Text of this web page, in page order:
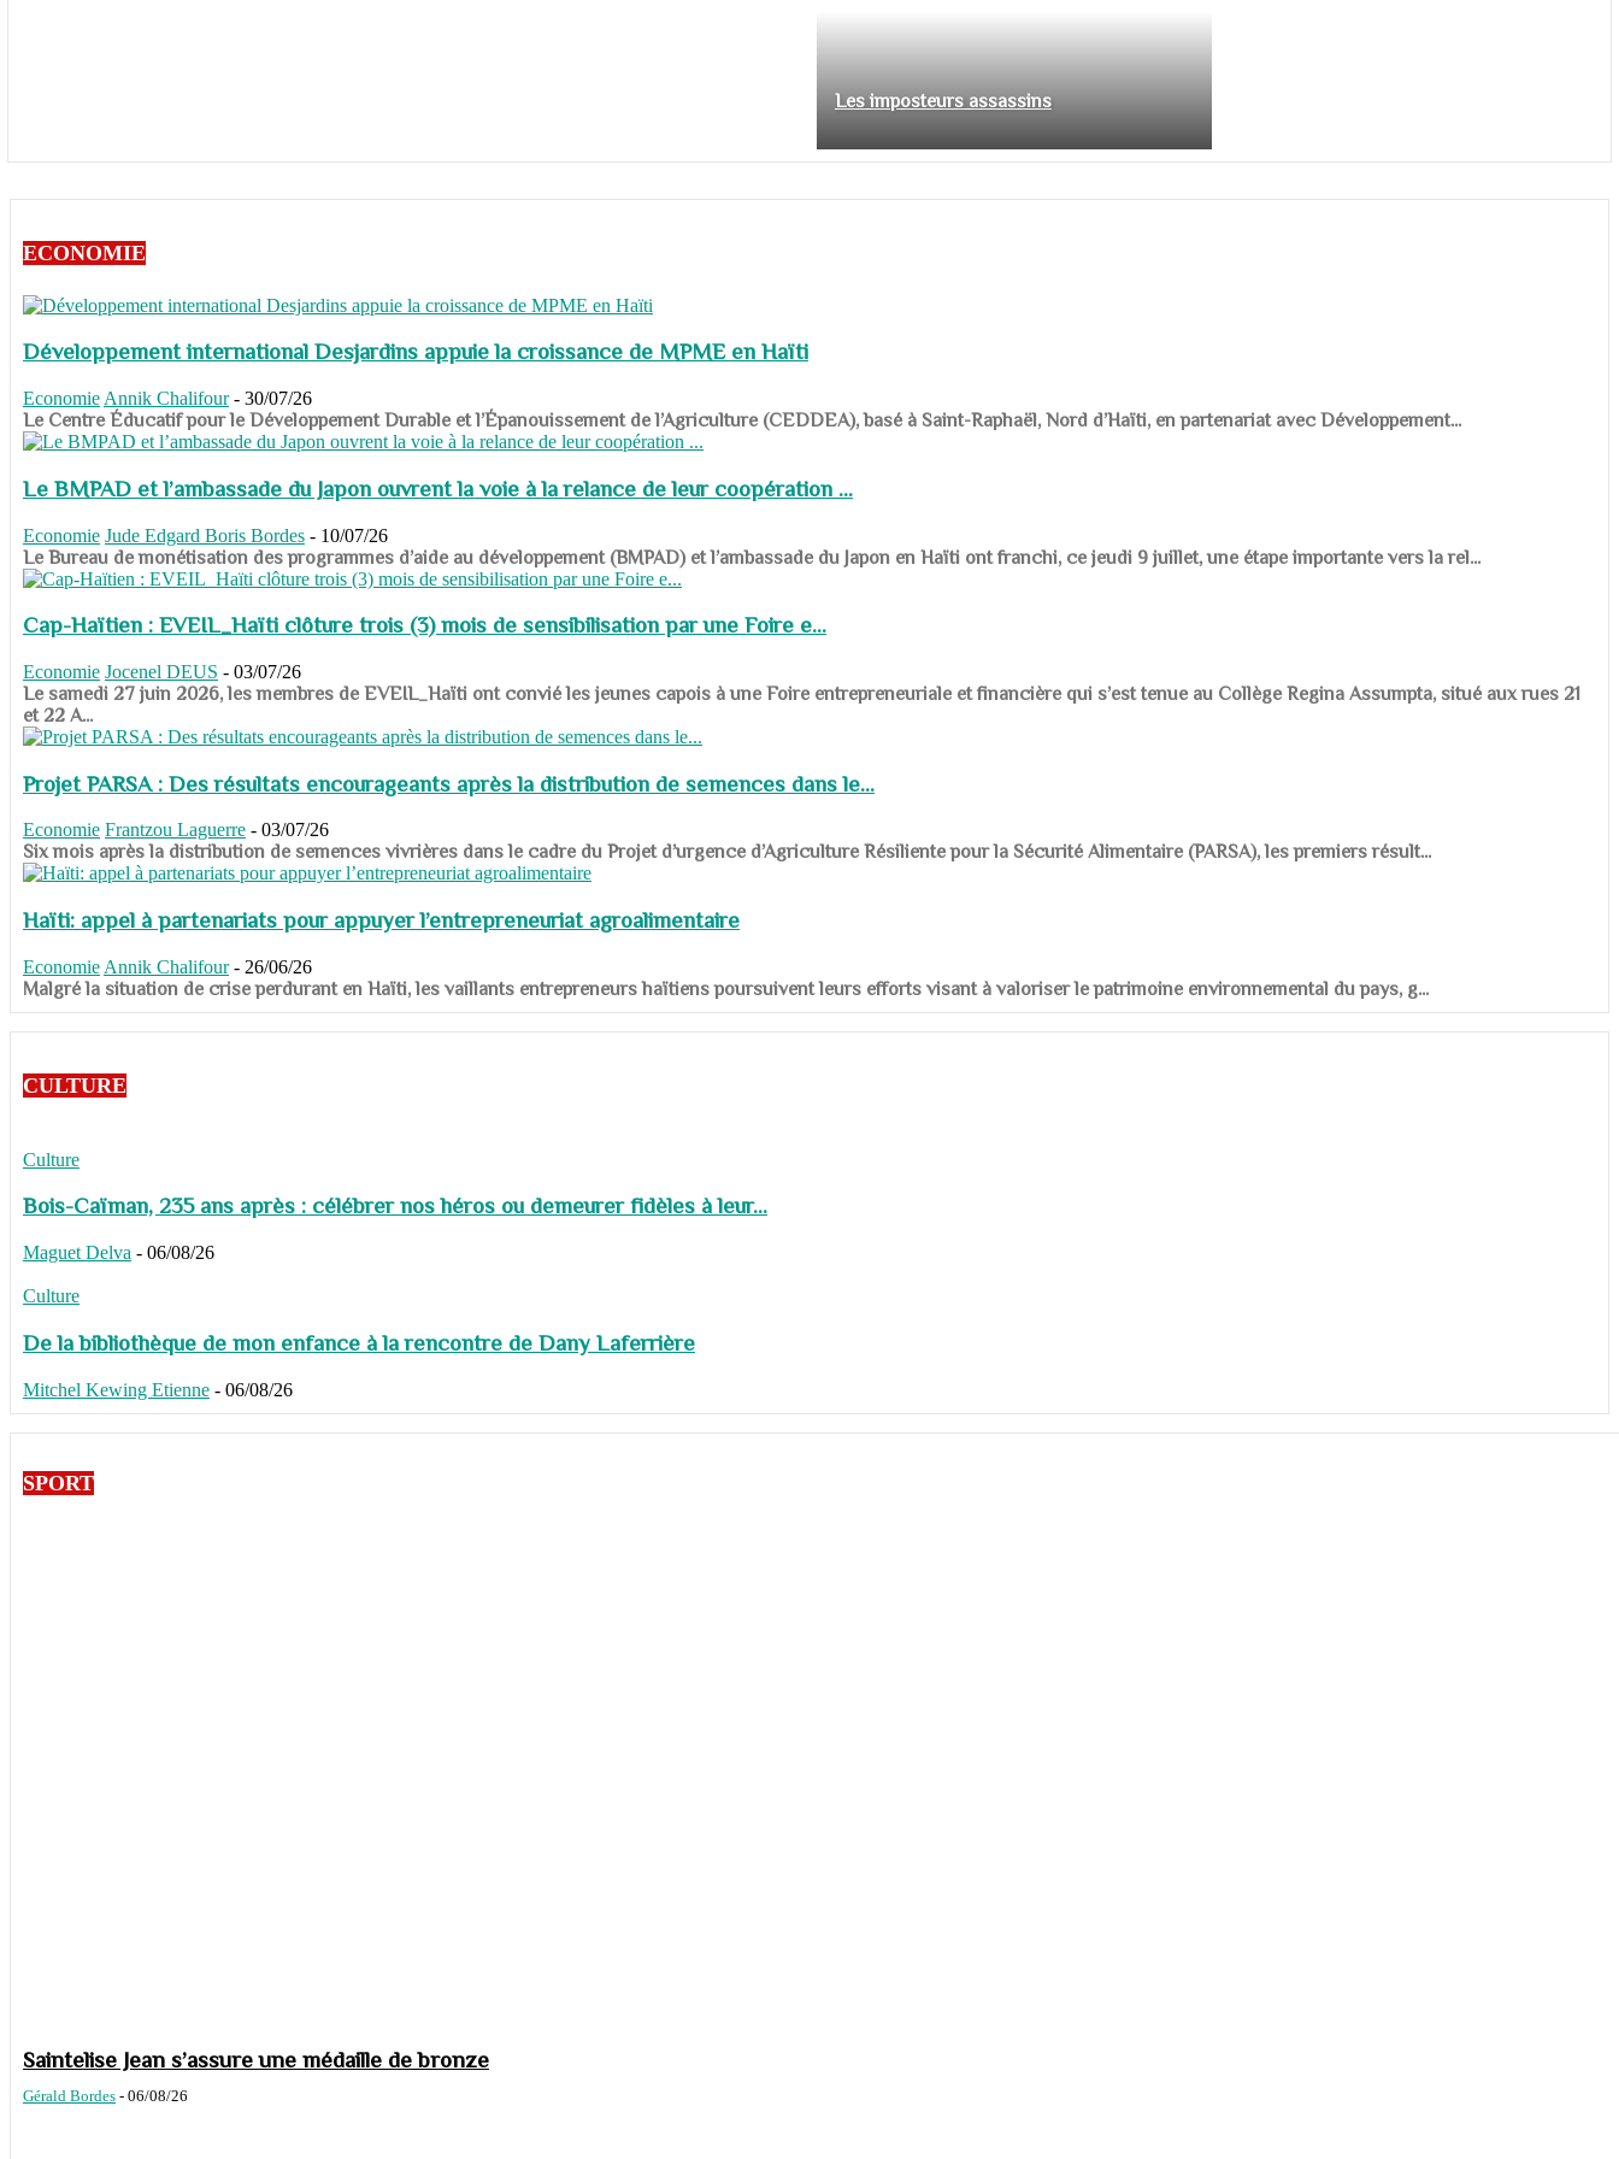
Les imposteurs assassins
ECONOMIE
Développement international Desjardins appuie la croissance de MPME en Haïti
Economie Annik Chalifour - 30/07/26
​​​​​​​Le Centre Éducatif pour le Développement Durable et l’Épanouissement de l’Agriculture (CEDDEA), basé à Saint-Raphaël, Nord d’Haïti, en partenariat avec Développement...
Le BMPAD et l’ambassade du Japon ouvrent la voie à la relance de leur coopération ...
Economie Jude Edgard Boris Bordes - 10/07/26
​​​​​​​Le Bureau de monétisation des programmes d’aide au développement (BMPAD) et l’ambassade du Japon en Haïti ont franchi, ce jeudi 9 juillet, une étape importante vers la rel...
Cap-Haïtien : EVEIL_Haïti clôture trois (3) mois de sensibilisation par une Foire e...
Economie Jocenel DEUS - 03/07/26
Le samedi 27 juin 2026, les membres de EVEIL_Haïti ont convié les jeunes capois à une Foire entrepreneuriale et financière qui s’est tenue au Collège Regina Assumpta, situé aux rues 21
et 22 A...
Projet PARSA : Des résultats encourageants après la distribution de semences dans le...
Economie Frantzou Laguerre - 03/07/26
​​​​​​​Six mois après la distribution de semences vivrières dans le cadre du Projet d’urgence d’Agriculture Résiliente pour la Sécurité Alimentaire (PARSA), les premiers résult...
Haïti: appel à partenariats pour appuyer l’entrepreneuriat agroalimentaire
Economie Annik Chalifour - 26/06/26
​​​​​​​Malgré la situation de crise perdurant en Haïti, les vaillants entrepreneurs haïtiens poursuivent leurs efforts visant à valoriser le patrimoine environnemental du pays, g...
CULTURE
Culture
Bois-Caïman, 235 ans après : célébrer nos héros ou demeurer fidèles à leur...
Maguet Delva - 06/08/26
Culture
De la bibliothèque de mon enfance à la rencontre de Dany Laferrière
Mitchel Kewing Etienne - 06/08/26
SPORT
Saintelise Jean s’assure une médaille de bronze
Gérald Bordes - 06/08/26